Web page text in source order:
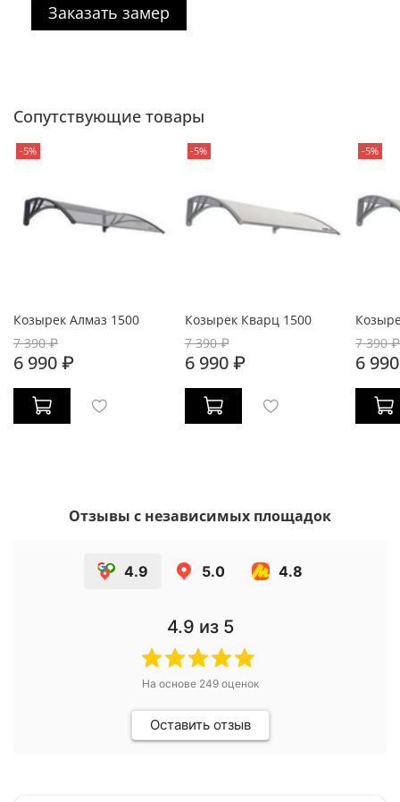
Заказать замер
Сопутствующие товары
-5%
Козырек Алмаз 1500
7 390 ₽
6 990 ₽
-5%
Козырек Кварц 1500
7 390 ₽
6 990 ₽
-5%
7 390 ₽
6
Отзывы с независимых площадок
4.9 5.0 4.8
4.9 из 5
На основе 249оценок
Оставить отзыв